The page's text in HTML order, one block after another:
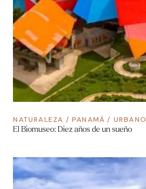
NATURALEZA /PANAMÁ / URBANO
El Biomuseo: Diez años de un sueño